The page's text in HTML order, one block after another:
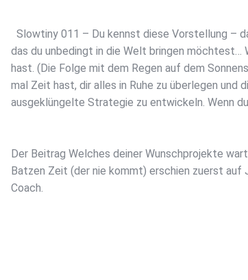
Slowtiny 011 – Du kennst diese Vorstellung –
das du unbedingt in die Welt bringen möchtest…
hast. (Die Folge mit dem Regen auf dem
mal Zeit hast, dir alles in Ruhe zu überlegen und
ausgeklüngelte Strategie zu entwickeln. Wenn du
Der Beitrag Welches deiner Wunschprojekte
Batzen Zeit (der nie kommt) erschien zuerst auf
Coach.